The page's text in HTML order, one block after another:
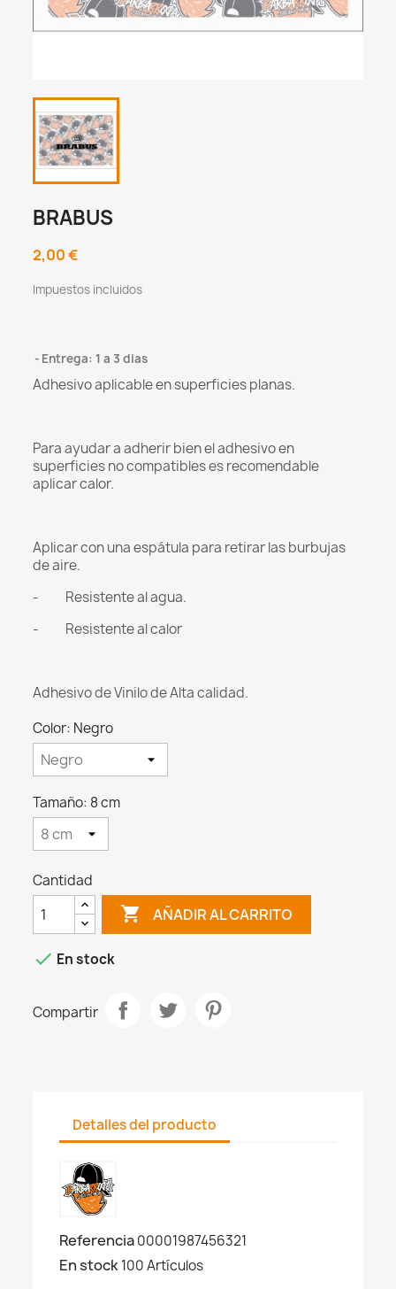
BRABUS
2,00 €
Impuestos incluidos
Entrega: 1 a 3 dias
Adhesivo aplicable en superficies planas.
Para ayudar a adherir bien el adhesivo en
superficies no compatibles es recomendable
aplicar calor.
Aplicar con una espátula para retirar las burbujas
de aire.
- Resistente al agua.
- Resistente al calor
Adhesivo de Vinilo de Alta calidad.
Color: Negro
Tamaño: 8 cm
Cantidad
 AÑADIR AL CARRITO
 En stock
Compartir
Detalles del producto
Referencia00001987456321
En stock100 Artículos